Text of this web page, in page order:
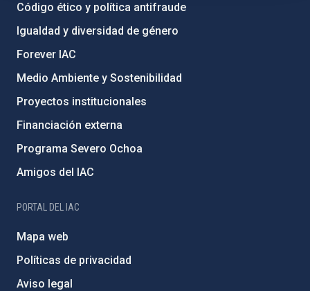
Código ético y política antifraude
Igualdad y diversidad de género
Forever IAC
Medio Ambiente y Sostenibilidad
Proyectos institucionales
Financiación externa
Programa Severo Ochoa
Amigos del IAC
PORTAL DEL IAC
Mapa web
Políticas de privacidad
Aviso legal